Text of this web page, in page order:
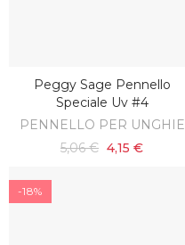
AGGIUNGI AL CARRELLO
Peggy Sage Pennello
Speciale Uv #4
PENNELLO PER UNGHIE
5,06 € 4,15 €
-18%